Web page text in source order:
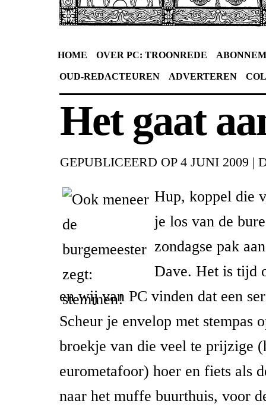
HOME OVER PC: TROONREDE
OUD-REDACTEUREN ADVERTEREN
Het gaat
GEPUBLICEERD OP 4 JUNI 2009 |
Hup, koppel die
je los van de
zondagse pak
Dave. Het is tijd
en wij van PC vinden dat een
Scheur je envelop met stempas
broekje van die veel te prijzige
eurometafoor) hoer en fiets als
naar het muffe buurthuis, voor